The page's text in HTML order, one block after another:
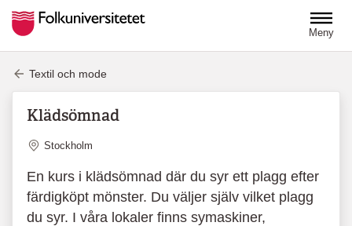
Meny
Textil och mode
Klädsömnad
Plats
Stockholm
En kurs i klädsömnad där du syr ett plagg efter
färdigköpt mönster. Du väljer själv vilket plagg
du syr. I våra lokaler finns symaskiner,